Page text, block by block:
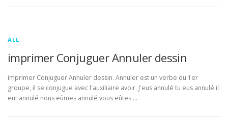
ALL
imprimer Conjuguer Annuler dessin
imprimer Conjuguer Annuler dessin. Annuler est un verbe du 1er
groupe, il se conjugue avec l'auxiliaire avoir. J'eus annulé tu eus annulé il
eut annulé nous eûmes annulé vous eûtes …